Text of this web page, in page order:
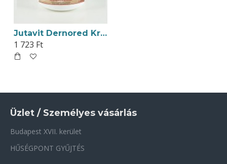
Jutavit Dernored Krém Irritált Bőrre 100g
1 723 Ft
Üzlet / Személyes vásárlás
Budapest XVII. kerület
HŰSÉGPONT GYŰJTÉS